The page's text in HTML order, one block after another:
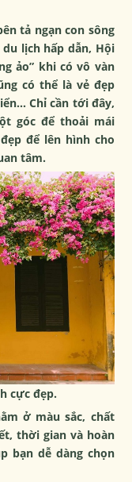
tả ngạn con sông
lịch hấp dẫn, Hội
ảo” khi có vô vàn
có thể là vẻ đẹp
Chỉ cần tới đây,
góc để thoải mái
để lên hình cho
tâm.
cực đẹp.
ở màu sắc, chất
thời gian và hoàn
bạn dễ dàng chọn